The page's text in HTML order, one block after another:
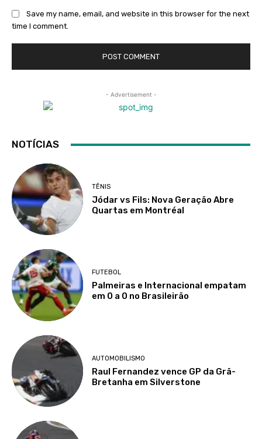
Save my name, email, and website in this browser for the next
time I comment.
- Advertisement -
NOTÍCIAS
TÊNIS
Jódar vs Fils: Nova Geração Abre
Quartas em Montréal
FUTEBOL
Palmeiras e Internacional empatam
em 0 a 0 no Brasileirão
AUTOMOBILISMO
Raul Fernandez vence GP da Grã-
Bretanha em Silverstone